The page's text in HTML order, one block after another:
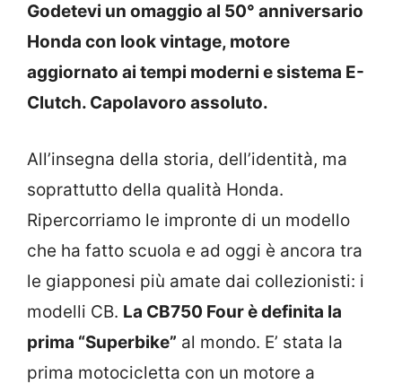
Godetevi un omaggio al 50° anniversario
Honda con look vintage, motore
aggiornato ai tempi moderni e sistema E-
Clutch. Capolavoro assoluto.
All’insegna della storia, dell’identità, ma
soprattutto della qualità Honda.
Ripercorriamo le impronte di un modello
che ha fatto scuola e ad oggi è ancora tra
le giapponesi più amate dai collezionisti: i
modelli CB. La CB750 Four è definita la
prima “Superbike” al mondo. E’ stata la
prima motocicletta con un motore a